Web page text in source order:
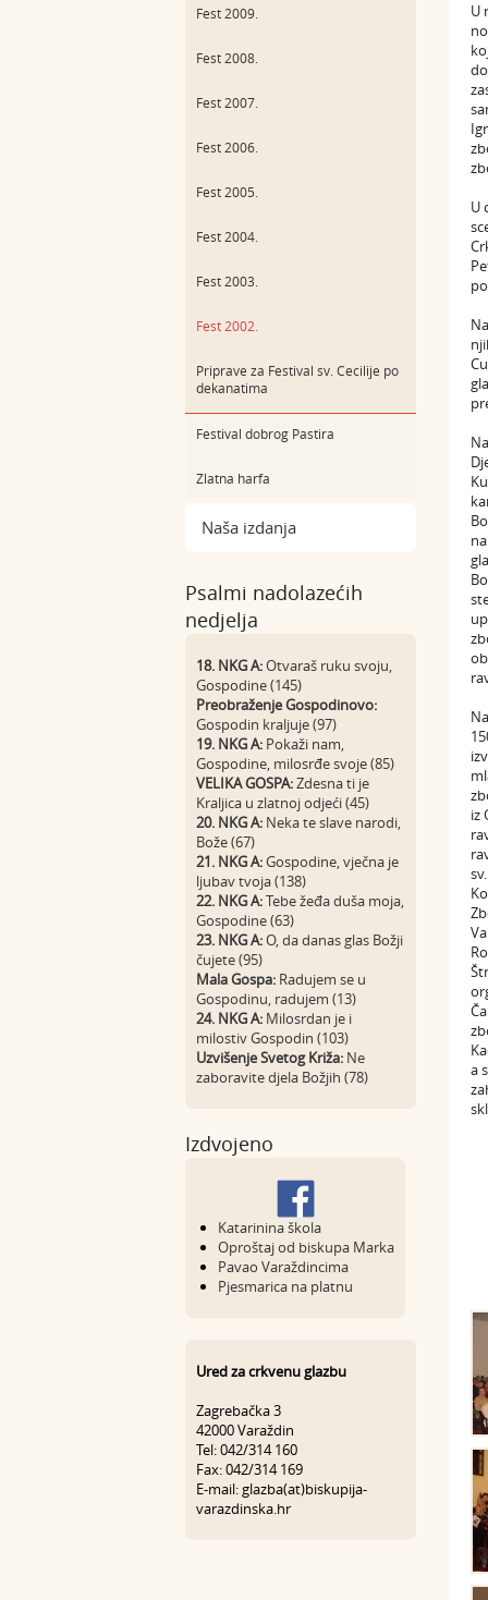
Fest 2009.
Fest 2008.
Fest 2007.
Fest 2006.
Fest 2005.
Fest 2004.
Fest 2003.
Fest 2002.
Priprave za Festival sv. Cecilije po
dekanatima
Festival dobrog Pastira
Zlatna harfa
Naša izdanja
Psalmi nadolazećih
nedjelja
18. NKG A:Otvaraš ruku svoju,
Gospodine (145)
Preobraženje Gospodinovo:
Gospodin kraljuje (97)
19. NKG A: Pokaži nam,
Gospodine, milosrđe svoje (85)
VELIKA GOSPA:Zdesna ti je
Kraljica u zlatnoj odjeći (45)
20. NKG A: Neka te slave narodi,
Bože (67)
21. NKG A:Gospodine, vječna je
ljubav tvoja (138)
22. NKG A:Tebe žeđa duša moja,
Gospodine (63)
23. NKG A:O, da danas glas Božji
čujete (95)
Mala Gospa: Radujem se u
Gospodinu, radujem (13)
24. NKG A: Milosrdan je i
milostiv Gospodin (103)
Uzvišenje Svetog Križa: Ne
zaboravite djela Božjih (78)
Izdvojeno
Katarinina škola
Oproštaj od biskupa Marka
Pavao Varaždincima
Pjesmarica na platnu
Ured za crkvenu glazbu
Zagrebačka 3
42000 Varaždin
Tel: 042/314 160
Fax: 042/314 169
E-mail: glazba(at)biskupija-
varazdinska.hr
U
U
iz
a